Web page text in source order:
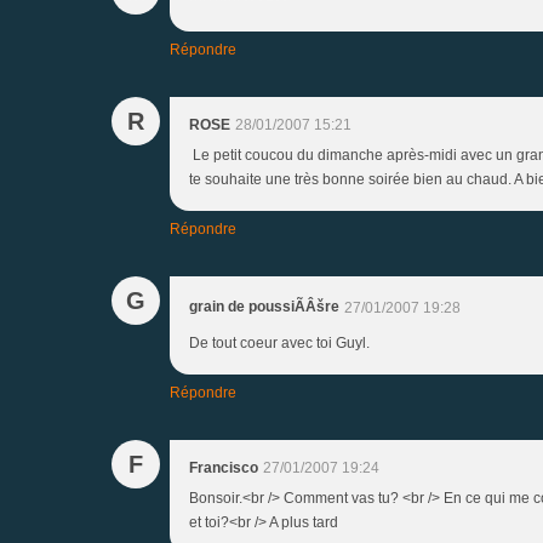
Répondre
R ROSE 28/01/2007 15:21
Le petit coucou du dimanche après-midi avec un
te souhaite une très bonne soirée bien au chaud. A
Répondre
G grain de poussiÃÂšre 27/01/2007 19:28
De tout coeur avec toi Guyl.
Répondre
F Francisco 27/01/2007 19:24
Bonsoir.<br /> Comment vas tu? <br /> En ce qui
et toi?<br /> A plus tard